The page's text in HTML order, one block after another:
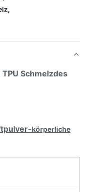
,
Schmelzdes
körperliche